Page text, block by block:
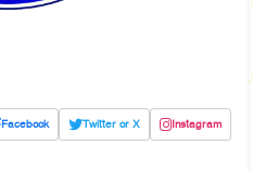
Facebook Twitter or X Instagram